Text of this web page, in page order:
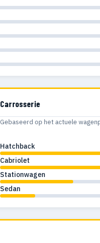
Carrosserie
Gebaseerd op het actuele
Hatchback
Cabriolet
Stationwagen
Sedan